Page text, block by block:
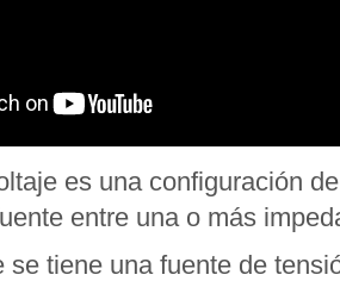
es una configuración
entre una o más
se tiene una fuente de